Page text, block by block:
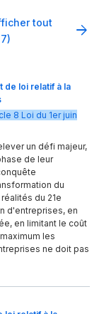
tout
de loi relatif à la
8 Loi du 1er juin
un défi majeur,
de leur
du
du 21e
d'entreprises, en
en limitant le coût
les
ne doit pas